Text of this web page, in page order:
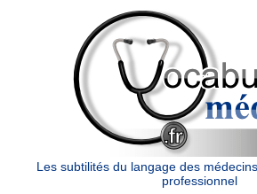
Les subtilités du langage des
professionnel